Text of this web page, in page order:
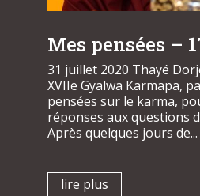
Mes pensées –
31 juillet 2020 Thayé
XVIIe Gyalwa Karmapa,
pensées sur le karma,
réponses aux questions
Après quelques jours de...
lire plus